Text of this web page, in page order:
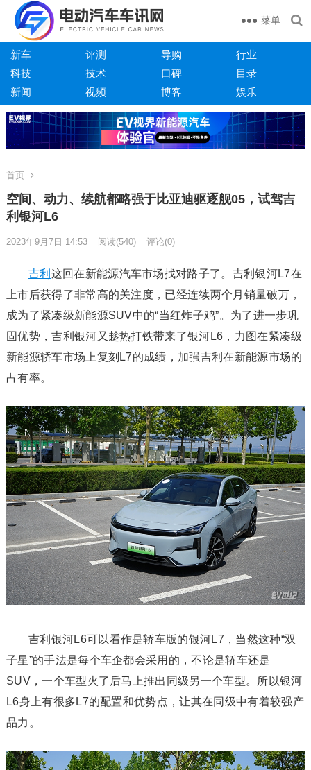
菜单
新车 评测 导购
行业
科技
技术 口碑
目录
新闻
视频 博客 娱乐
首页
空间、动力、续航都略强于比亚迪驱逐舰05，试驾吉
利银河L6
2023年9月7日 14:53 阅读(540) 评论(0)
吉利 这回在新能源汽车市场找对路子了。吉利银河L7在
上市后获得了非常高的关注度，已经连续两个月销量破万，
成为了紧凑级新能源SUV中的“当红炸子鸡”。为了进一步巩
固优势，吉利银河又趁热打铁带来了银河L6，力图在紧凑级
新能源轿车市场上复刻L7的成绩，加强吉利在新能源市场的
占有率。
吉利银河L6可以看作是轿车版的银河L7，当然这种“双
子星”的手法是每个车企都会采用的，不论是轿车还是
SUV，一个车型火了后马上推出同级另一个车型。所以银河
L6身上有很多L7的配置和优势点，让其在同级中有着较强产
品力。